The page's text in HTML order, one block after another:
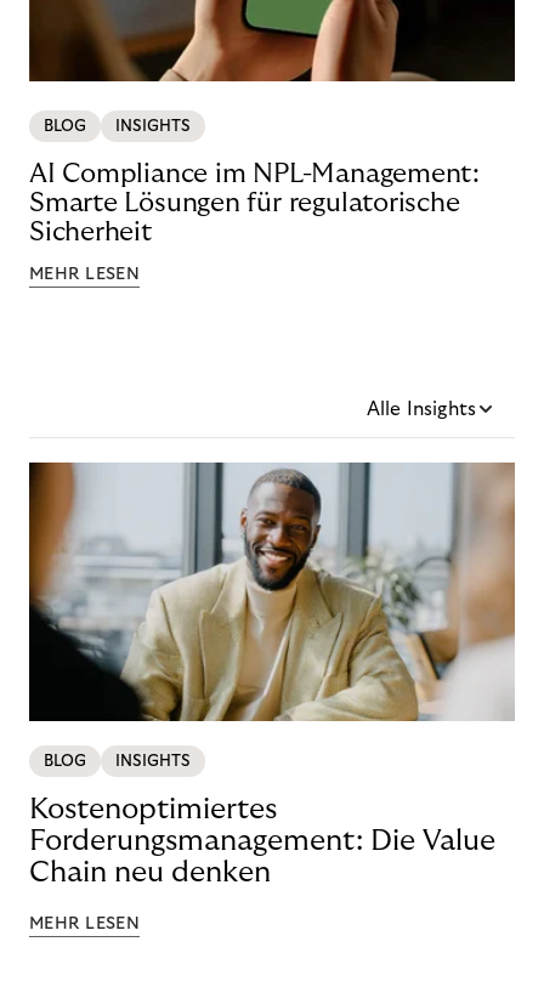
BLOG INSIGHTS
AI Compliance im NPL-Management:
Smarte Lösungen für regulatorische
Sicherheit
MEHR LESEN
Alle Insights
BLOG INSIGHTS
Kostenoptimiertes
Forderungsmanagement: Die Value
Chain neu denken
MEHR LESEN